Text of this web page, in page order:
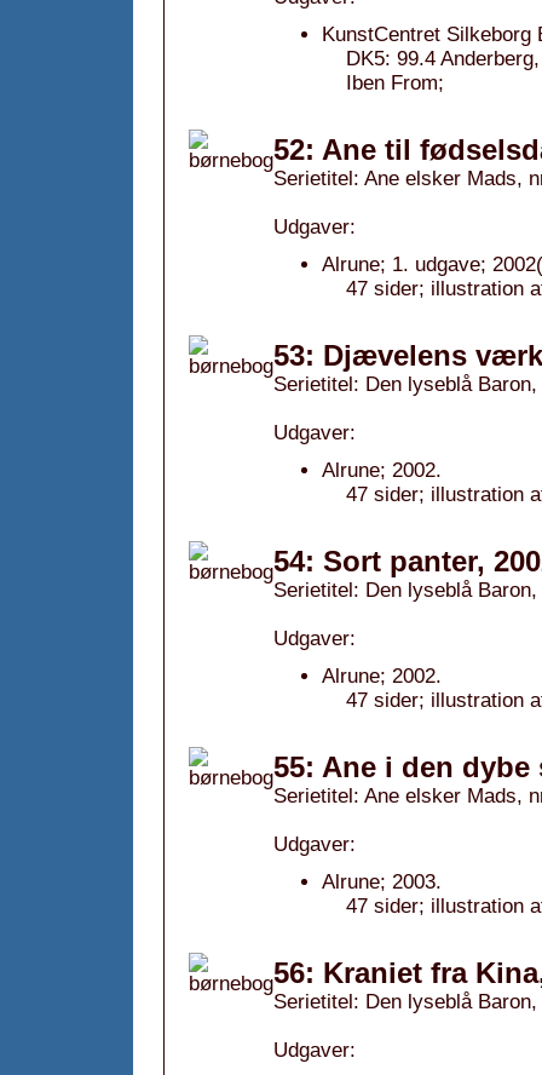
KunstCentret Silkeborg
DK5: 99.4
Iben From;
52: Ane til
Serietitel: Ane elsker Mads,
Udgaver:
Alrune; 1. udgave;
47 sider; illustration
53: Djævelens
Serietitel: Den lyseblå Baron,
Udgaver:
Alrune; 2002.
47 sider; illustration
54: Sort panter,
Serietitel: Den lyseblå Baron,
Udgaver:
Alrune; 2002.
47 sider; illustration
55: Ane i den dybe
Serietitel: Ane elsker Mads,
Udgaver:
Alrune; 2003.
47 sider; illustration
56: Kraniet fra
Serietitel: Den lyseblå Baron,
Udgaver: